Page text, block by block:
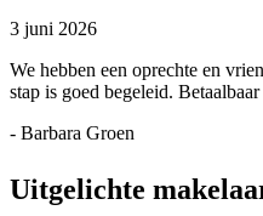
3 juni 2026
We hebben een oprechte en
stap is goed begeleid.
- Barbara Groen
Uitgelichte